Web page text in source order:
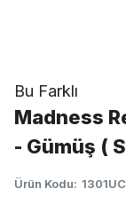
Bu Farklı
Madness
- Gümüş (
Ürün Kodu: 1301UC